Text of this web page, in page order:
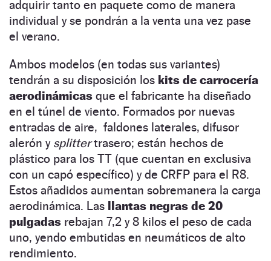
adquirir tanto en paquete como de manera
individual y se pondrán a la venta una vez pase
el verano.
Ambos modelos (en todas sus variantes)
tendrán a su disposición los kits de carrocería
aerodinámicas que el fabricante ha diseñado
en el túnel de viento. Formados por nuevas
entradas de aire, faldones laterales, difusor
alerón y splittertrasero; están hechos de
plástico para los TT (que cuentan en exclusiva
con un capó específico) y de CRFP para el R8.
Estos añadidos aumentan sobremanera la carga
aerodinámica. Las llantas negras de 20
pulgadas rebajan 7,2 y 8 kilos el peso de cada
uno, yendo embutidas en neumáticos de alto
rendimiento.